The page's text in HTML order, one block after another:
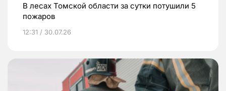
В лесах Томской области за сутки потушили 5
пожаров
12:31 / 30.07.26